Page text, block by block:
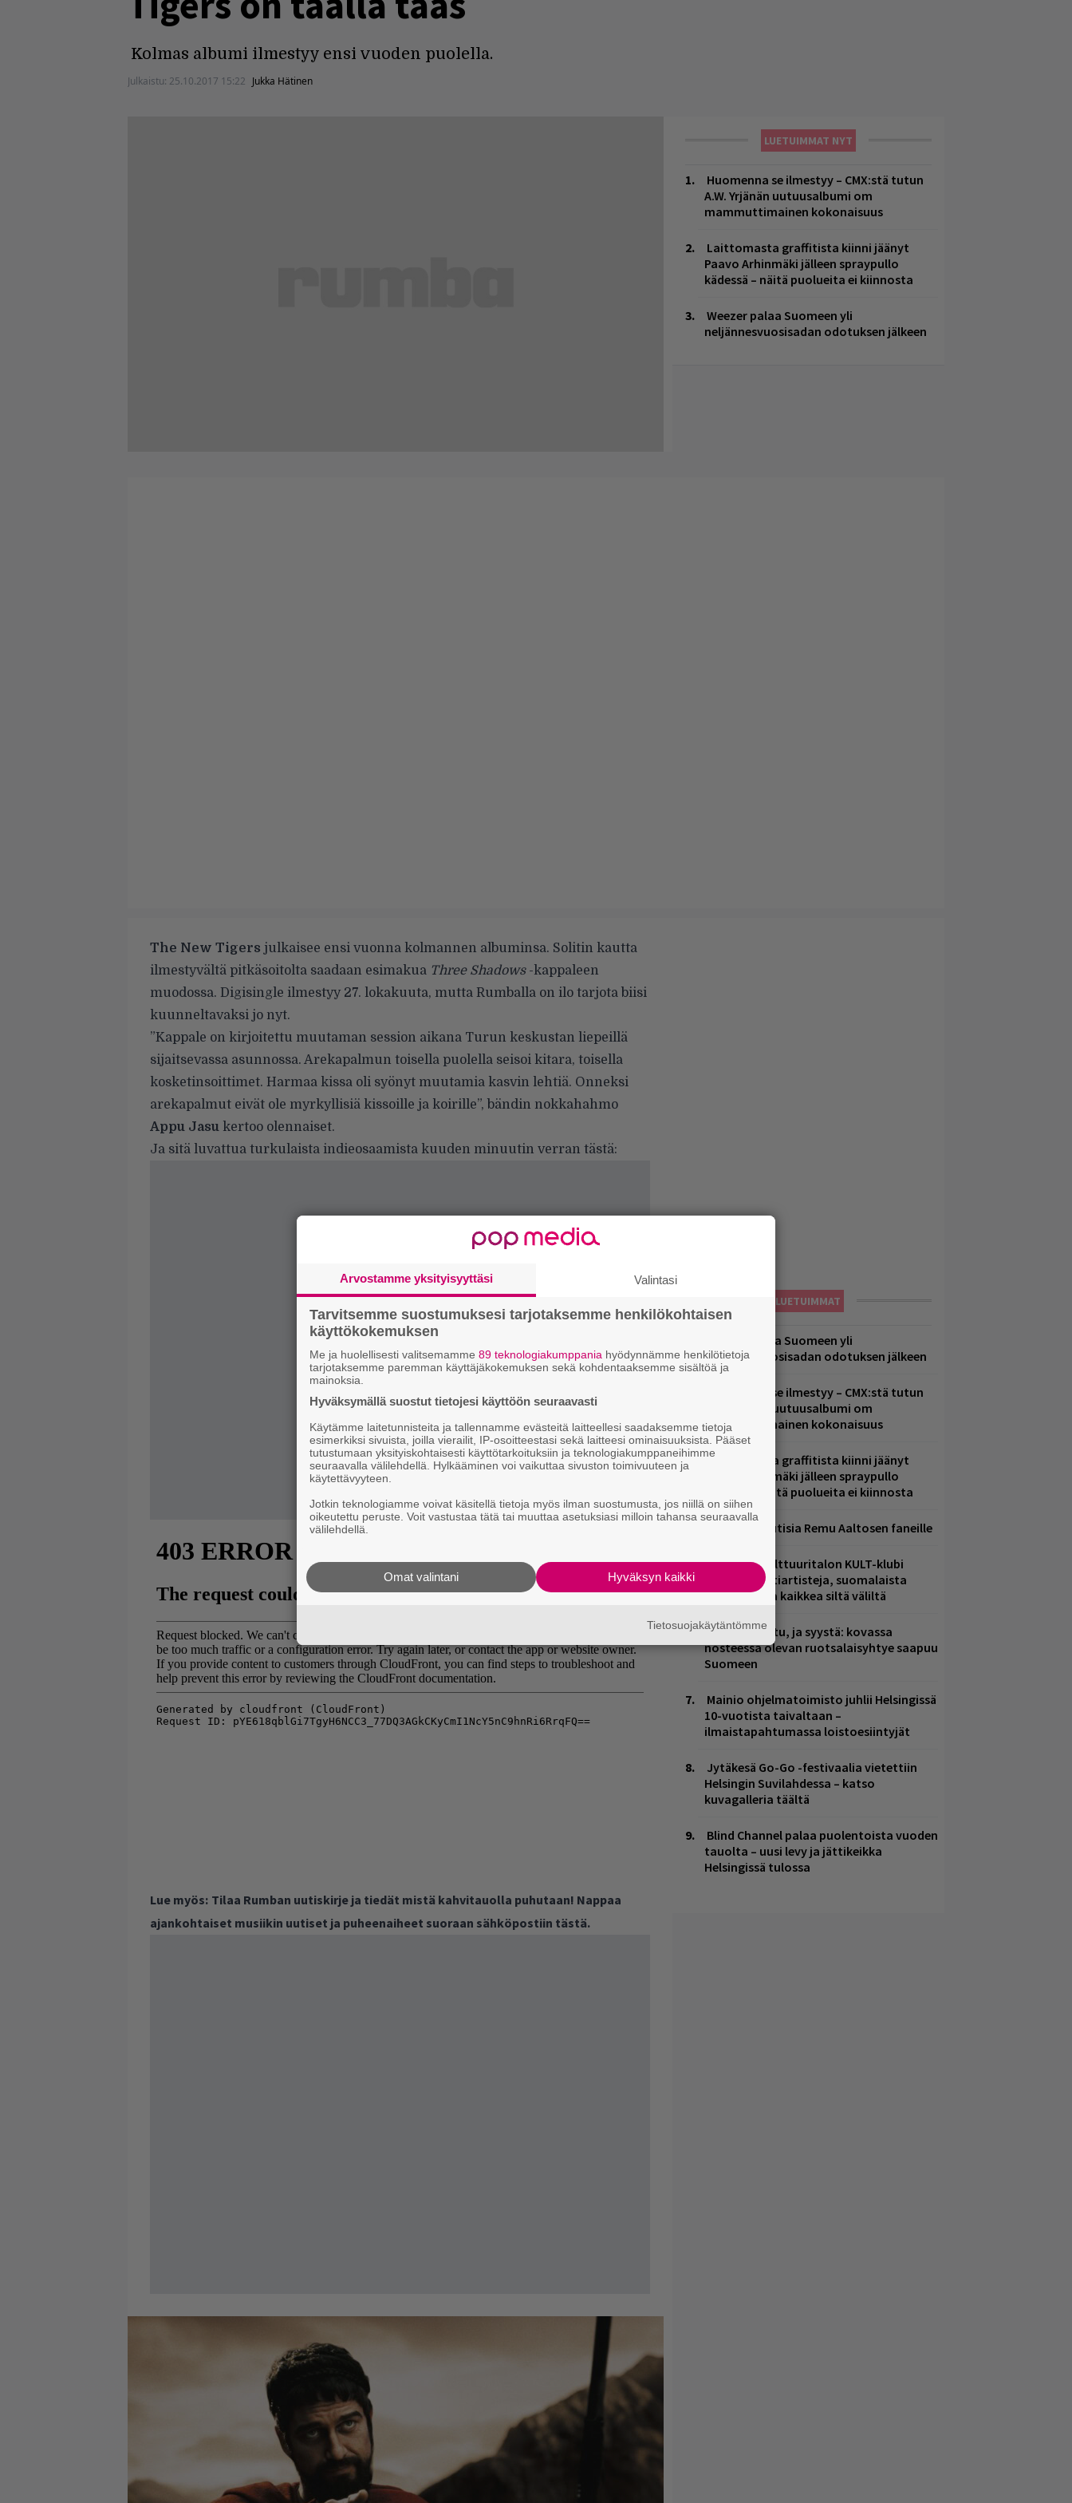
Kolmas albumi ilmestyy ensi vuoden puolella.
Julkaistu: 25.10.2017 15:22 Jukka Hätinen
LUETUIMMAT NYT
Huomenna se ilmestyy – CMX:stä tutun
A.W. Yrjänän uutuusalbumi om
mammuttimainen kokonaisuus
Laittomasta graffitista kiinni jäänyt
Paavo Arhinmäki jälleen spraypullo
kädessä – näitä puolueita ei kiinnosta
Weezer palaa Suomeen yli
neljännesvuosisadan odotuksen jälkeen
The New Tigers julkaisee ensi vuonna kolmannen albuminsa. Solitin kautta
ilmestyvältä pitkäsoitolta saadaan esimakua Three Shadows-kappaleen
muodossa. Digisingle ilmestyy 27. lokakuuta, mutta Rumballa on ilo tarjota biisi
kuunneltavaksi jo nyt.
”Kappale on kirjoitettu muutaman session aikana Turun keskustan liepeillä
sijaitsevassa asunnossa. Arekapalmun toisella puolella seisoi kitara, toisella
kosketinsoittimet. Harmaa kissa oli syönyt muutamia kasvin lehtiä. Onneksi
arekapalmut eivät ole myrkyllisiä kissoille ja koirille”, bändin nokkahahmo
Appu Jasu kertoo olennaiset.
Ja sitä luvattua turkulaista indieosaamista kuuden minuutin verran tästä:
Lue myös: Tilaa Rumban uutiskirje ja tiedät mistä kahvitauolla puhutaan! Nappaa
ajankohtaiset musiikin uutiset ja puheenaiheet suoraan sähköpostiin tästä.
LUETUIMMAT
Weezer palaa Suomeen yli
neljännesvuosisadan odotuksen jälkeen
Huomenna se ilmestyy – CMX:stä tutun
A.W. Yrjänän uutuusalbumi om
mammuttimainen kokonaisuus
Laittomasta graffitista kiinni jäänyt
Paavo Arhinmäki jälleen spraypullo
kädessä – näitä puolueita ei kiinnosta
Mainioita uutisia Remu Aaltosen faneille
Helsingin Kulttuuritalon KULT-klubi
tarjoaa kulttiartisteja, suomalaista
osaamista ja kaikkea siltä väliltä
Kent mainittu, ja syystä: kovassa
nosteessa olevan ruotsalaisyhtye saapuu
Suomeen
Mainio ohjelmatoimisto juhlii Helsingissä
10-vuotista taivaltaan –
ilmaistapahtumassa loistoesiintyjät
Jytäkesä Go-Go -festivaalia vietettiin
Helsingin Suvilahdessa – katso
kuvagalleria täältä
Blind Channel palaa puolentoista vuoden
tauolta – uusi levy ja jättikeikka
Helsingissä tulossa
Arvostamme yksityisyyttäsi Valintasi
Tarvitsemme suostumuksesi tarjotaksemme henkilökohtaisen
käyttökokemuksen
Me ja huolellisesti valitsemamme 89 teknologiakumppania hyödynnämme henkilötietoja
tarjotaksemme paremman käyttäjäkokemuksen sekä kohdentaaksemme sisältöä ja
mainoksia.
Hyväksymällä suostut tietojesi käyttöön seuraavasti
Käytämme laitetunnisteita ja tallennamme evästeitä laitteellesi saadaksemme tietoja
esimerkiksi sivuista, joilla vierailit, IP-osoitteestasi sekä laitteesi ominaisuuksista. Pääset
tutustumaan yksityiskohtaisesti käyttötarkoituksiin ja teknologiakumppaneihimme
seuraavalla välilehdellä. Hylkääminen voi vaikuttaa sivuston toimivuuteen ja
käytettävyyteen.
Jotkin teknologiamme voivat käsitellä tietoja myös ilman suostumusta, jos niillä on siihen
oikeutettu peruste. Voit vastustaa tätä tai muuttaa asetuksiasi milloin tahansa seuraavalla
välilehdellä.
Hyväksyn kaikki
Omat valintani
Tietosuojakäytäntömme